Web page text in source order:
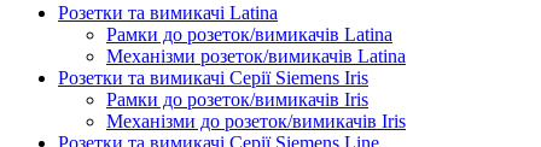
Розетки та вимикачі Latina
Рамки до розеток/вимикачів Latina
Механізми розеток/вимикачів Latina
Розетки та вимикачі Серії Siemens Iris
Рамки до розеток/вимикачів Iris
Механізми до розеток/вимикачів Iris
Розетки та вимикачі Серії Siemens Line